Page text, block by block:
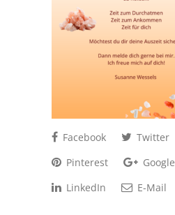
Facebook Twitter
Pinterest
LinkedIn
E-Mail